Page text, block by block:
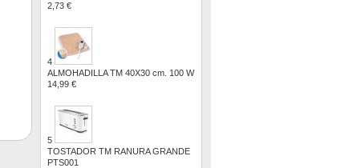
2,73 €
4
ALMOHADILLA TM 40X30 cm. 100 W
14,99 €
5
TOSTADOR TM RANURA GRANDE
PTS001